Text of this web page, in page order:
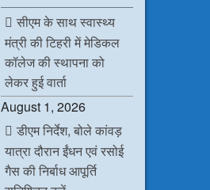
सीएम के साथ स्वास्थ्य
मंत्री की टिहरी में मेडिकल
कॉलेज की स्थापना को
लेकर हुई वार्ता
August 1, 2026
डीएम निर्देश, बोले कांवड़
यात्रा दौरान ईंधन एवं रसोई
गैस की निर्बाध आपूर्ति